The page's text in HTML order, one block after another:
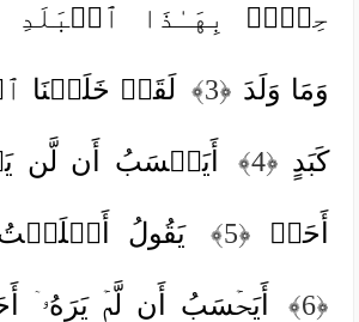
حِلُّۢ بِهَـٰذَا ٱلۡبَلَدِ
وَمَا وَلَدَ ﴿3﴾ لَقَدۡ خَلَقۡنَا
كَبَدٍ ﴿4﴾ أَیَحۡسَبُ أَن لَّن
أَحَدࣱ ﴿5﴾ یَقُولُ أَهۡلَكۡتُ
﴿6﴾ أَیَحۡسَبُ أَن لَّمۡ یَرَهُۥۤ